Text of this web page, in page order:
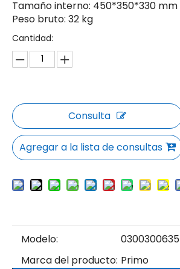
Tamaño interno: 450*350*330 mm
Peso bruto: 32 kg
Cantidad:
Consulta
Agregar a la lista de consultas
Modelo:
0300300635
Marca del producto: Primo